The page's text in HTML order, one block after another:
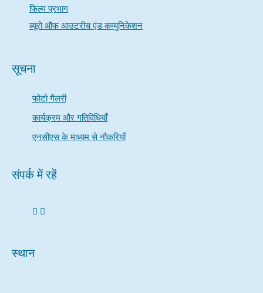
फिल्म प्रभाग
ब्यूरो ऑफ आउटरीच एंड कम्युनिकेशन
सूचना
फोटो गैलरी
कार्यक्रम और गतिविधियाँ
एनसीएस के माध्यम से नौकरियाँ
संपर्क में रहें
स्थान